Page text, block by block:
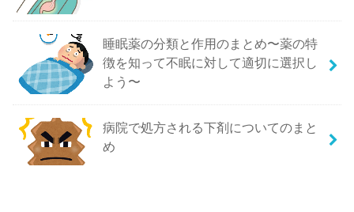
睡眠薬の分類と作用のまとめ〜薬の特
徴を知って不眠に対して適切に選択し
よう〜
病院で処方される下剤についてのまと
め